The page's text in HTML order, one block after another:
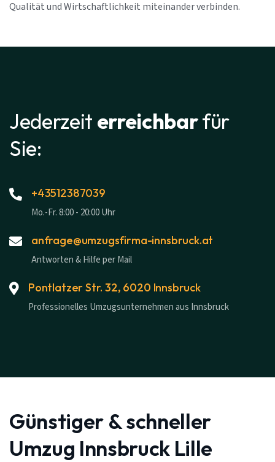
Qualität und Wirtschaftlichkeit miteinander verbinden.
Jederzeit erreichbarfür
Sie:
+43512387039
Mo.-Fr. 8:00 - 20:00 Uhr
anfrage@umzugsfirma-innsbruck.at
Antworten & Hilfe per Mail
Pontlatzer Str. 32, 6020 Innsbruck
Professionelles Umzugsunternehmen aus Innsbruck
Günstiger & schneller
Umzug Innsbruck Lille